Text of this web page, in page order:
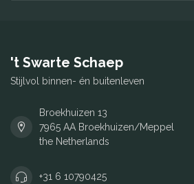
't Swarte Schaep
Stijlvol binnen- én buitenleven
Broekhuizen 13
7965 AA Broekhuizen/Meppel
the Netherlands
+31 6 10790425